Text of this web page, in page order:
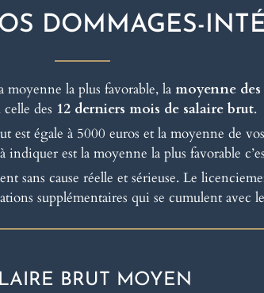
DOMMAGES-
moyenne la plus favorable, la moyenne
des 12 derniers mois de salaire brut.
égale à 5000 euros et la moyenne de
indiquer est la moyenne la plus favorable
sans cause réelle et sérieuse. Le
supplémentaires qui se cumulent avec
BRUT MOYEN